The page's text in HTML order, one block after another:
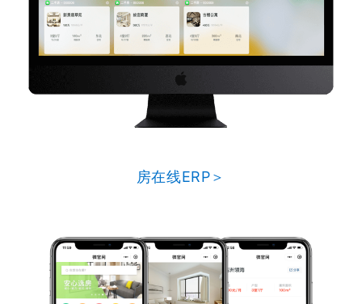
房在线ERP＞